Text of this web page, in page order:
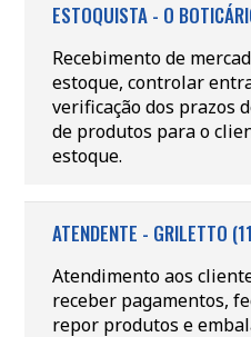
ESTOQUISTA - O
Recebimento de
estoque, controlar
verificação dos prazos
de produtos para o
estoque.
ATENDENTE - GRILETTO
Atendimento aos
receber pagamentos,
repor produtos e